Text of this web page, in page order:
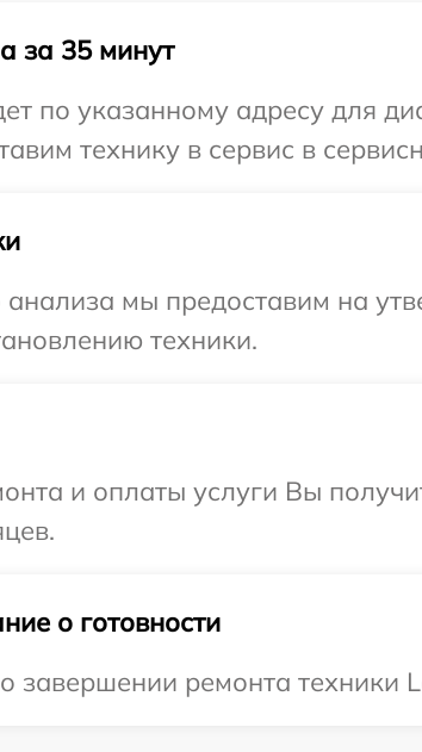
за 35 минут
по указанному адресу для
технику в сервис в
анализа мы предоставим на
техники.
и оплаты услуги Вы
о готовности
ремонта техники